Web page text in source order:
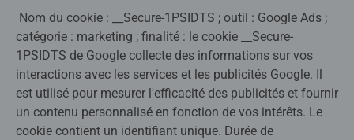
Nom du cookie : __Secure-1PSIDTS ; outil : Google Ads ;
catégorie : marketing ; finalité : le cookie __Secure-
1PSIDTS de Google collecte des informations sur vos
interactions avec les services et les publicités Google. Il
est utilisé pour mesurer l'efficacité des publicités et fournir
un contenu personnalisé en fonction de vos intérêts. Le
cookie contient un identifiant unique. Durée de